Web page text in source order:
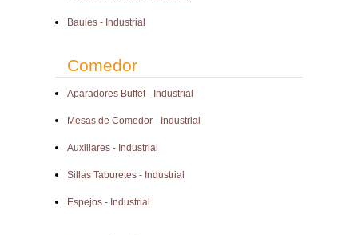
Baules - Industrial
Comedor
Aparadores Buffet - Industrial
Mesas de Comedor - Industrial
Auxiliares - Industrial
Sillas Taburetes - Industrial
Espejos - Industrial